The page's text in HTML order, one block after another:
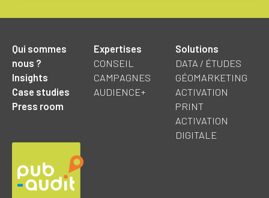
Qui sommes
nous ?
Insights
Case studies
Press room
Expertises
CONSEIL
CAMPAGNES
AUDIENCE+
Solutions
DATA / ÉTUDES
GÉOMARKETING
ACTIVATION
PRINT
ACTIVATION
DIGITALE